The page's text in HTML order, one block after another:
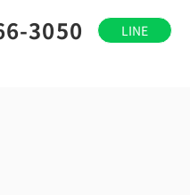
3050 LINE